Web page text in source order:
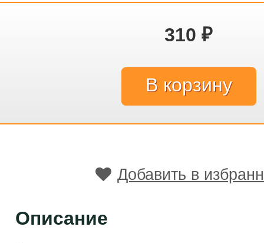
310 ₽
Добавить в
Описание